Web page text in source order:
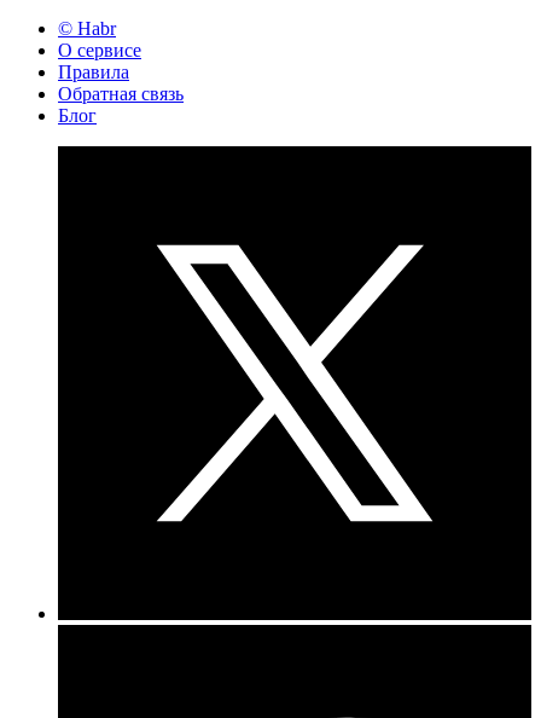
© Habr
О сервисе
Правила
Обратная связь
Блог